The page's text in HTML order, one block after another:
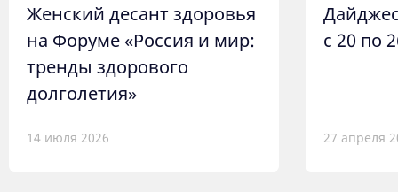
Женский десант здоровья
на Форуме «Россия и мир:
тренды здорового
долголетия»
14 июля 2026
с 20 по
27 апреля